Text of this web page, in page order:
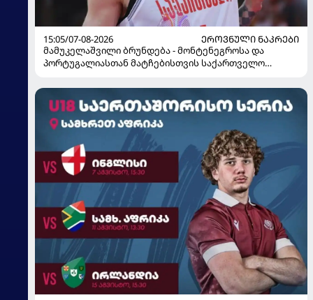
15:05/07-08-2026
ᲔᲠᲝᲕᲜᲣᲚᲘ ᲜᲐᲙᲠᲔᲑᲘ
მამუკელაშვილი ბრუნდება - მონტენეგროსა და
პორტუგალიასთან მატჩებისთვის საქართველო